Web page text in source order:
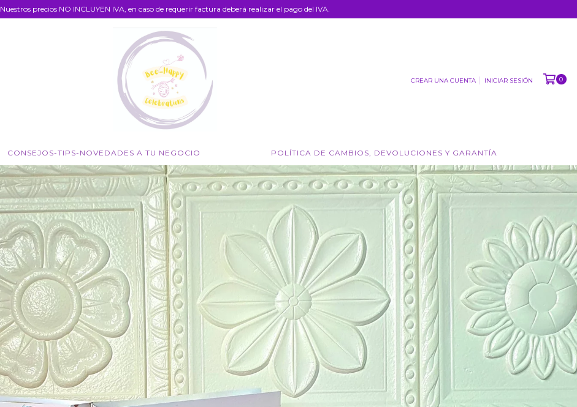
Nuestros precios NO INCLUYEN IVA, en caso de requerir factura deberá realizar el pago del IVA.
CREAR UNA CUENTA INICIAR SESIÓN 0
CONSEJOS-TIPS-NOVEDADES A TU NEGOCIO POLÍTICA DE CAMBIOS, DEVOLUCIONES Y GARANTÍA